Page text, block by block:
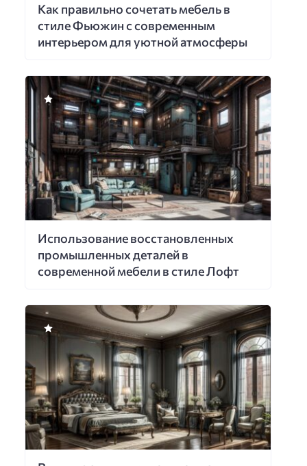
Как правильно сочетать мебель в
стиле Фьюжин с современным
интерьером для уютной атмосферы
Использование восстановленных
промышленных деталей в
современной мебели в стиле Лофт